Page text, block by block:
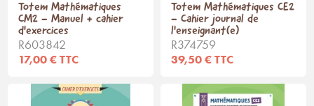
Totem Mathématiques
CM2 - Manuel + cahier
d'exercices
R603842
17,00 € TTC
Totem Mathématiques CE2
- Cahier journal de
l'enseignant(e)
R374759
39,50 € TTC